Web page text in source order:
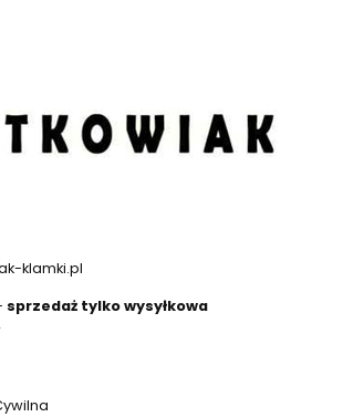
klamki.pl
sprzedaż tylko wysyłkowa